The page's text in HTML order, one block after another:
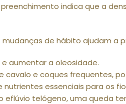
indica que a
de hábito ajudam a
aumentar a oleosidade.
e coques frequentes,
essenciais para os
telógeno, uma queda